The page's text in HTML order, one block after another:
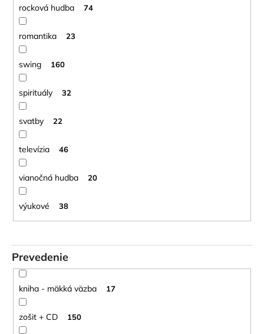
rocková hudba 74
romantika 23
swing 160
spirituály 32
svatby 22
televízia 46
vianočná hudba 20
výukové 38
Prevedenie
kniha - mäkká väzba 17
zošit + CD 150